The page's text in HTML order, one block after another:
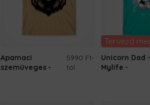
Apamaci
szemüveges
5990 Ft-
tól
Tervezd
Unicorn Dad -
Mylife